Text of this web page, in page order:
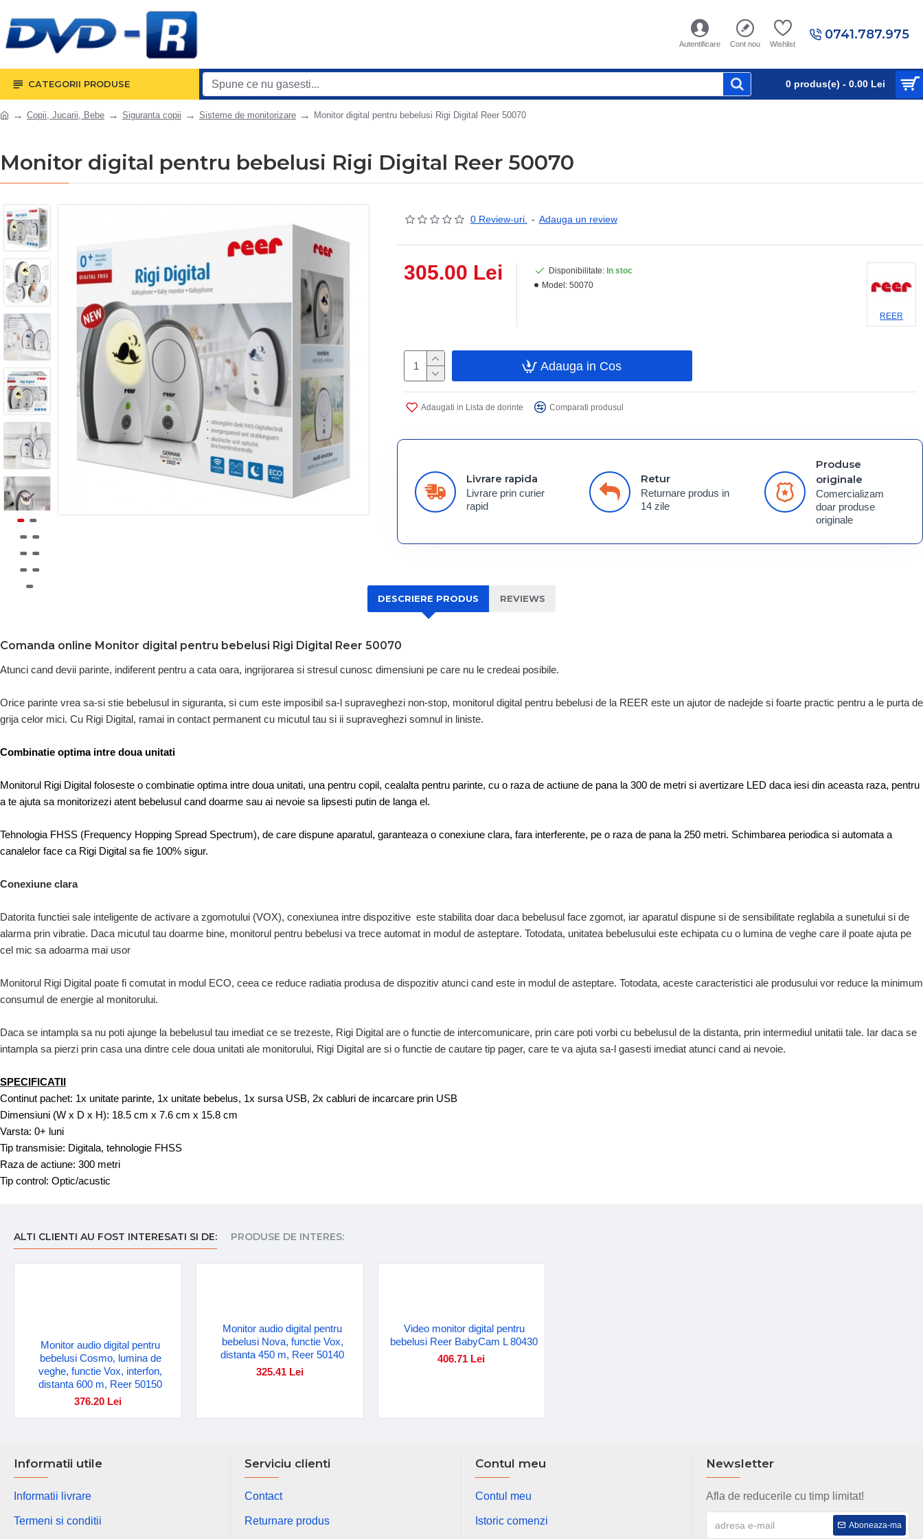
0741.787.975
Autentificare Cont nou Wishlist
CATEGORII PRODUSE 0 produs(e) - 0.00 Lei
Copii, Jucarii, Bebe Siguranta copii Sisteme de monitorizare Monitor digital pentru bebelusi Rigi Digital Reer 50070
Monitor digital pentru bebelusi Rigi Digital Reer 50070
0 Review-uri. - Adauga un review
305.00 Lei Disponibilitate: In stoc
Model: 50070
REER
Adauga in Cos
Adaugati in Lista de dorinte Comparati produsul
Livrare rapida
Livrare prin curier
rapid
Retur
Returnare produs in
14 zile
Produse
originale
Comercializam
doar produse
originale
DESCRIERE PRODUS REVIEWS
Comanda online Monitor digital pentru bebelusi Rigi Digital Reer 50070
Atunci cand devii parinte, indiferent pentru a cata oara, ingrijorarea si stresul cunosc dimensiuni pe care nu le credeai posibile.
Orice parinte vrea sa-si stie bebelusul in siguranta, si cum este imposibil sa-l supraveghezi non-stop, monitorul digital pentru bebelusi de la REER este un ajutor de nadejde si foarte practic pentru a le purta de
grija celor mici. Cu Rigi Digital, ramai in contact permanent cu micutul tau si ii supraveghezi somnul in liniste.
Combinatie optima intre doua unitati
Monitorul Rigi Digital foloseste o combinatie optima intre doua unitati, una pentru copil, cealalta pentru parinte, cu o raza de actiune de pana la 300 de metri si avertizare LED daca iesi din aceasta raza, pentru
a te ajuta sa monitorizezi atent bebelusul cand doarme sau ai nevoie sa lipsesti putin de langa el.
Tehnologia FHSS (Frequency Hopping Spread Spectrum), de care dispune aparatul, garanteaza o conexiune clara, fara interferente, pe o raza de pana la 250 metri. Schimbarea periodica si automata a
canalelor face ca Rigi Digital sa fie 100% sigur.
Conexiune clara
Datorita functiei sale inteligente de activare a zgomotului (VOX), conexiunea intre dispozitive este stabilita doar daca bebelusul face zgomot, iar aparatul dispune si de sensibilitate reglabila a sunetului si de
alarma prin vibratie. Daca micutul tau doarme bine, monitorul pentru bebelusi va trece automat in modul de asteptare. Totodata, unitatea bebelusului este echipata cu o lumina de veghe care il poate ajuta pe
cel mic sa adoarma mai usor
Monitorul Rigi Digital poate fi comutat in modul ECO, ceea ce reduce radiatia produsa de dispozitiv atunci cand este in modul de asteptare. Totodata, aceste caracteristici ale produsului vor reduce la minimum
consumul de energie al monitorului.
Daca se intampla sa nu poti ajunge la bebelusul tau imediat ce se trezeste, Rigi Digital are o functie de intercomunicare, prin care poti vorbi cu bebelusul de la distanta, prin intermediul unitatii tale. Iar daca se
intampla sa pierzi prin casa una dintre cele doua unitati ale monitorului, Rigi Digital are si o functie de cautare tip pager, care te va ajuta sa-l gasesti imediat atunci cand ai nevoie.
SPECIFICATII
Continut pachet: 1x unitate parinte, 1x unitate bebelus, 1x sursa USB, 2x cabluri de incarcare prin USB
Dimensiuni (W x D x H): 18.5 cm x 7.6 cm x 15.8 cm
Varsta: 0+ luni
Tip transmisie: Digitala, tehnologie FHSS
Raza de actiune: 300 metri
Tip control: Optic/acustic
ALTI CLIENTI AU FOST INTERESATI SI DE: PRODUSE DE INTERES:
Monitor audio digital pentru
bebelusi Cosmo, lumina de
veghe, functie Vox, interfon,
distanta 600 m, Reer 50150
376.20 Lei
Monitor audio digital pentru
bebelusi Nova, functie Vox,
distanta 450 m, Reer 50140
325.41 Lei
Video monitor digital pentru
bebelusi Reer BabyCam L 80430
406.71 Lei
Informatii utile
Informatii livrare
Termeni si conditii
Serviciu clienti
Contact
Returnare produs
Contul meu
Contul meu
Istoric comenzi
Newsletter
Afla de reducerile cu timp limitat!
Aboneaza-ma